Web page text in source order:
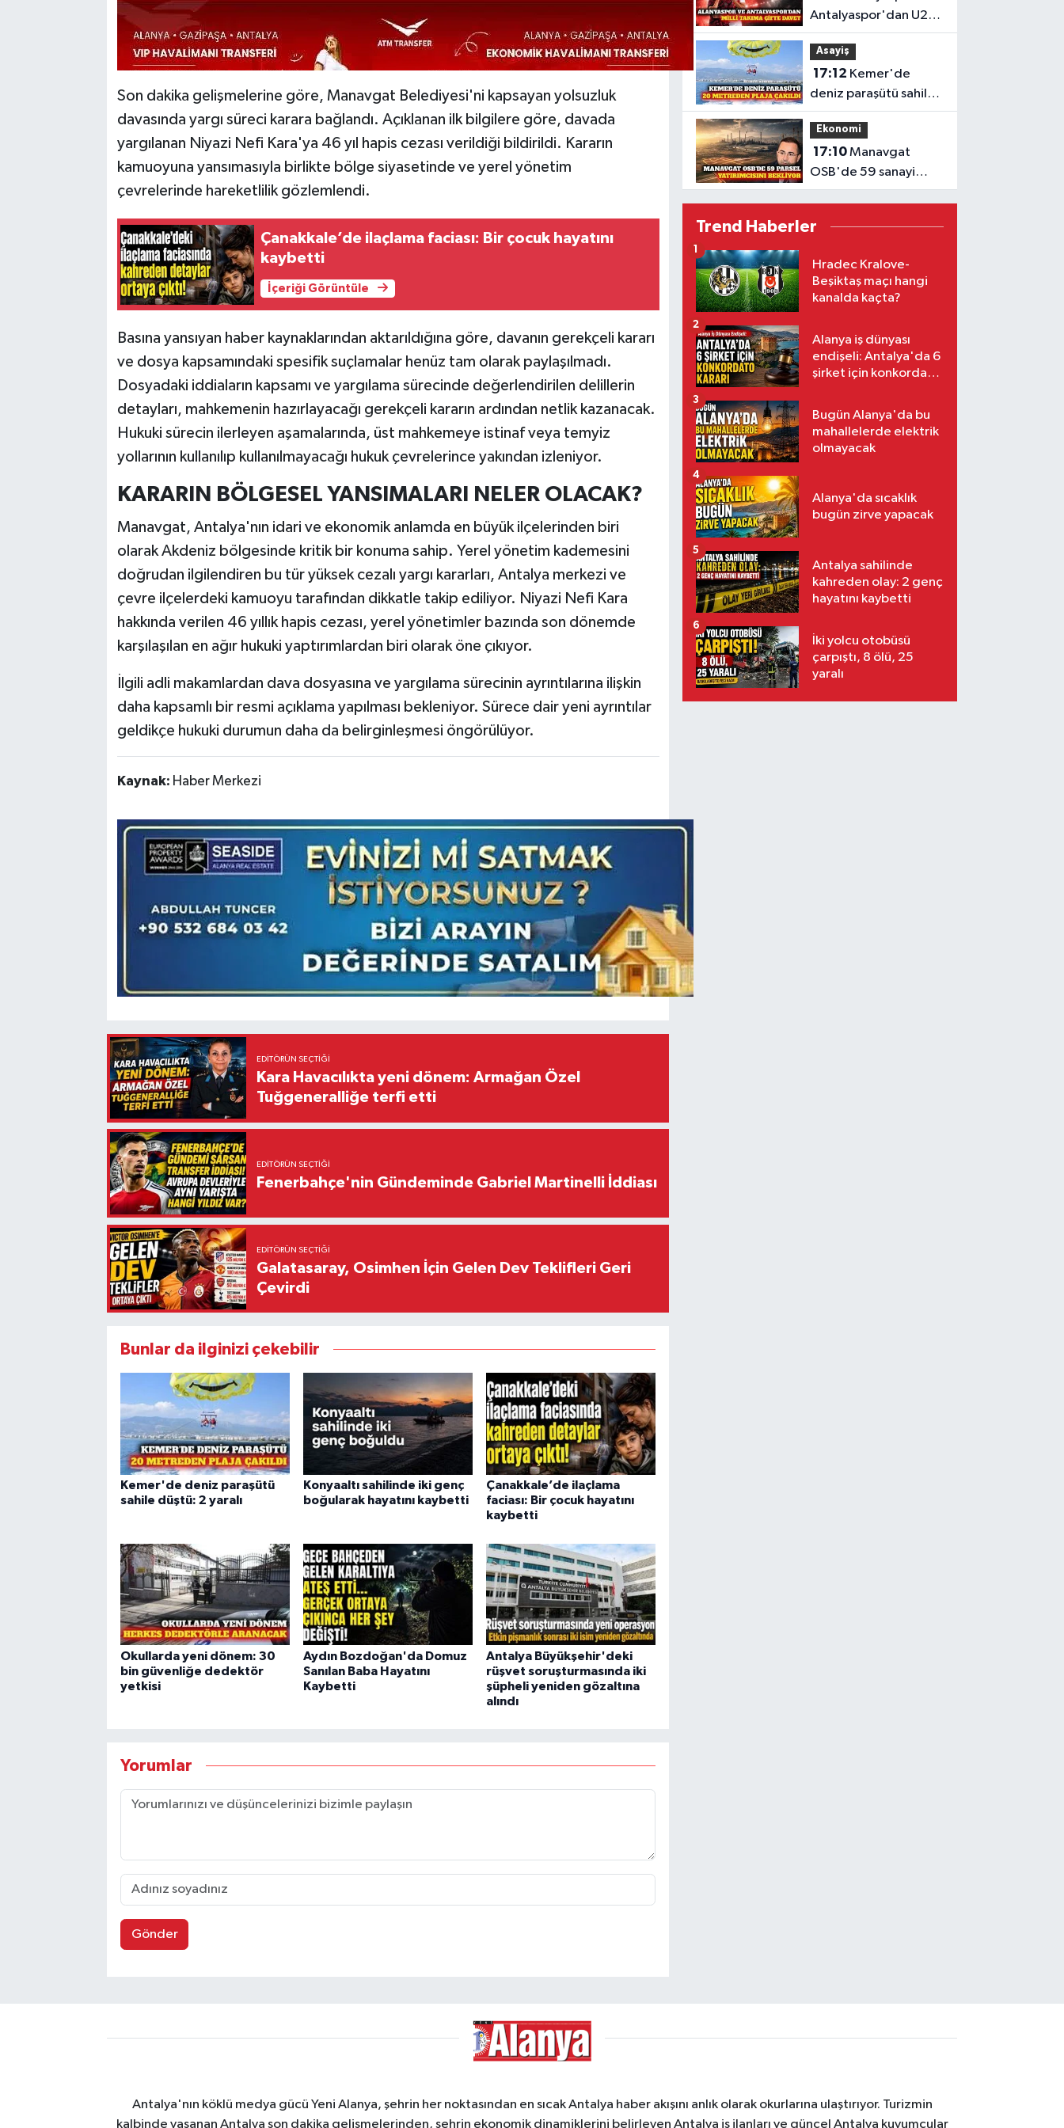
Son dakika gelişmelerine göre, Manavgat Belediyesi'ni kapsayan yolsuzluk
davasında yargı süreci karara bağlandı. Açıklanan ilk bilgilere göre, davada
yargılanan Niyazi Nefi Kara'ya 46 yıl hapis cezası verildiği bildirildi. Kararın
kamuoyuna yansımasıyla birlikte bölge siyasetinde ve yerel yönetim
çevrelerinde hareketlilik gözlemlendi.
Çanakkale’de ilaçlama faciası: Bir çocuk hayatını
kaybetti
İçeriği Görüntüle
Basına yansıyan haber kaynaklarından aktarıldığına göre, davanın gerekçeli kararı
ve dosya kapsamındaki spesifik suçlamalar henüz tam olarak paylaşılmadı.
Dosyadaki iddiaların kapsamı ve yargılama sürecinde değerlendirilen delillerin
detayları, mahkemenin hazırlayacağı gerekçeli kararın ardından netlik kazanacak.
Hukuki sürecin ilerleyen aşamalarında, üst mahkemeye istinaf veya temyiz
yollarının kullanılıp kullanılmayacağı hukuk çevrelerince yakından izleniyor.
KARARIN BÖLGESEL YANSIMALARI NELER OLACAK?
Manavgat, Antalya'nın idari ve ekonomik anlamda en büyük ilçelerinden biri
olarak Akdeniz bölgesinde kritik bir konuma sahip. Yerel yönetim kademesini
doğrudan ilgilendiren bu tür yüksek cezalı yargı kararları, Antalya merkezi ve
çevre ilçelerdeki kamuoyu tarafından dikkatle takip ediliyor. Niyazi Nefi Kara
hakkında verilen 46 yıllık hapis cezası, yerel yönetimler bazında son dönemde
karşılaşılan en ağır hukuki yaptırımlardan biri olarak öne çıkıyor.
İlgili adli makamlardan dava dosyasına ve yargılama sürecinin ayrıntılarına ilişkin
daha kapsamlı bir resmi açıklama yapılması bekleniyor. Sürece dair yeni ayrıntılar
geldikçe hukuki durumun daha da belirginleşmesi öngörülüyor.
Kaynak: Haber Merkezi
EDITÖRÜN SEÇTIĞI
Kara Havacılıkta yeni dönem: Armağan Özel
Tuğgeneralliğe terfi etti
EDITÖRÜN SEÇTIĞI
Fenerbahçe'nin Gündeminde Gabriel Martinelli İddiası
EDITÖRÜN SEÇTIĞI
Galatasaray, Osimhen İçin Gelen Dev Teklifleri Geri
Çevirdi
Bunlar da ilginizi çekebilir
Kemer'de deniz paraşütü
sahile düştü: 2 yaralı
Konyaaltı sahilinde iki genç
boğularak hayatını kaybetti
Çanakkale’de ilaçlama
faciası: Bir çocuk hayatını
kaybetti
Okullarda yeni dönem: 30
bin güvenliğe dedektör
yetkisi
Aydın Bozdoğan'da Domuz
Sanılan Baba Hayatını
Kaybetti
Antalya Büyükşehir'deki
rüşvet soruşturmasında iki
şüpheli yeniden gözaltına
alındı
Yorumlar
Gönder
Antalyaspor'dan U20
Milli Takımı'na davet
Asayiş
17:12
deniz paraşütü sahile
düştü: 2 yaralı
Ekonomi
17:10Manavgat
OSB'de 59 sanayi
parseli için başvurular
Trend Haberler
Hradec Kralove-
Beşiktaş maçı hangi
kanalda kaçta?
1
Alanya iş dünyası
endişeli: Antalya'da 6
şirket için konkordato
2
Bugün Alanya'da bu
mahallelerde elektrik
olmayacak
3
Alanya'da sıcaklık
bugün zirve yapacak
4
Antalya sahilinde
kahreden olay: 2 genç
hayatını kaybetti
5
İki yolcu otobüsü
çarpıştı, 8 ölü, 25
yaralı
6
Antalya'nın köklü medya gücü Yeni Alanya, şehrin her noktasından en sıcak Antalya haber akışını anlık olarak okurlarına ulaştırıyor. Turizmin
kalbinde yaşanan Antalya son dakika gelişmelerinden, şehrin ekonomik dinamiklerini belirleyen Antalya iş ilanları ve güncel Antalya kuyumcular